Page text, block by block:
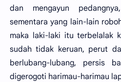
dan mengayun
sementara yang lain-lain
maka laki-laki itu terbelalak
sudah tidak keruan, perut
berlubang-lubang, persis
digerogoti harimau-harimau